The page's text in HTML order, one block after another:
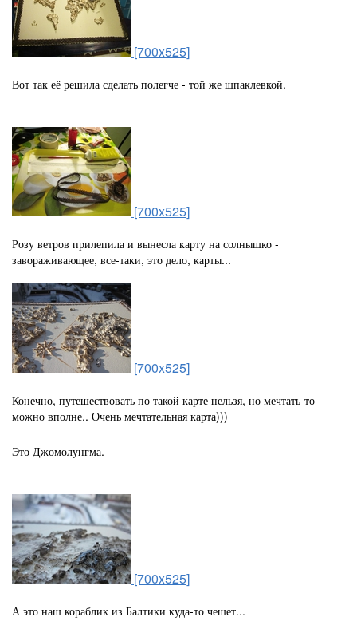
[700x525]
Вот так её решила сделать полегче - той же шпаклевкой.
[700x525]
Розу ветров прилепила и вынесла карту на солнышко -
завораживающее, все-таки, это дело, карты...
[700x525]
Конечно, путешествовать по такой карте нельзя, но мечтать-то
можно вполне.. Очень мечтательная карта)))
Это Джомолунгма.
[700x525]
А это наш кораблик из Балтики куда-то чешет...